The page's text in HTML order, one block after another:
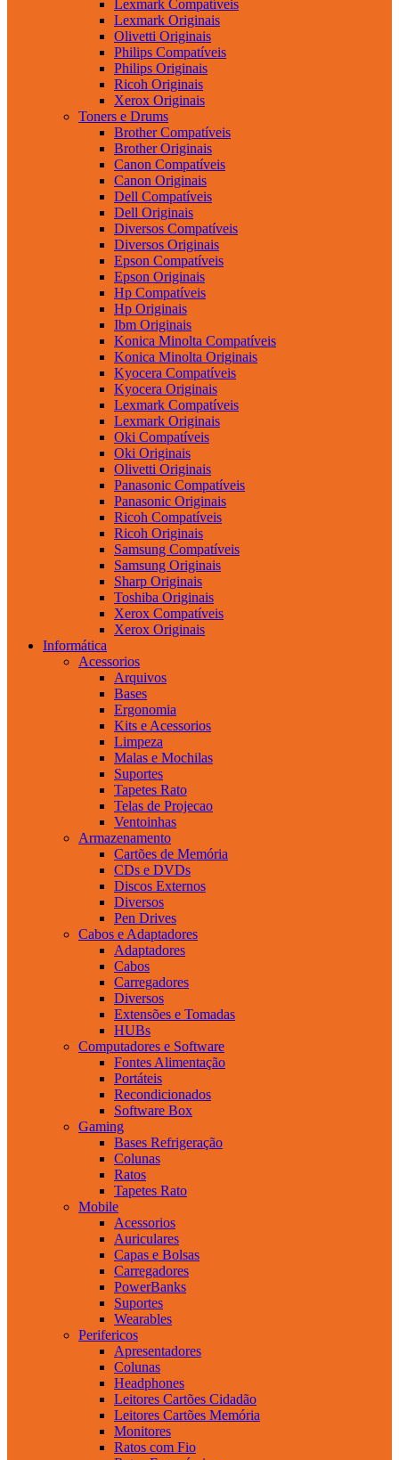
Lexmark Compatíveis
Lexmark Originais
Olivetti Originais
Philips Compatíveis
Philips Originais
Ricoh Originais
Xerox Originais
Toners e Drums
Brother Compatíveis
Brother Originais
Canon Compatíveis
Canon Originais
Dell Compatíveis
Dell Originais
Diversos Compatíveis
Diversos Originais
Epson Compatíveis
Epson Originais
Hp Compatíveis
Hp Originais
Ibm Originais
Konica Minolta Compatíveis
Konica Minolta Originais
Kyocera Compatíveis
Kyocera Originais
Lexmark Compatíveis
Lexmark Originais
Oki Compatíveis
Oki Originais
Olivetti Originais
Panasonic Compatíveis
Panasonic Originais
Ricoh Compatíveis
Ricoh Originais
Samsung Compatíveis
Samsung Originais
Sharp Originais
Toshiba Originais
Xerox Compatíveis
Xerox Originais
Informática
Acessorios
Arquivos
Bases
Ergonomia
Kits e Acessorios
Limpeza
Malas e Mochilas
Suportes
Tapetes Rato
Telas de Projecao
Ventoinhas
Armazenamento
Cartões de Memória
CDs e DVDs
Discos Externos
Diversos
Pen Drives
Cabos e Adaptadores
Adaptadores
Cabos
Carregadores
Diversos
Extensões e Tomadas
HUBs
Computadores e Software
Fontes Alimentação
Portáteis
Recondicionados
Software Box
Gaming
Bases Refrigeração
Colunas
Ratos
Tapetes Rato
Mobile
Acessorios
Auriculares
Capas e Bolsas
Carregadores
PowerBanks
Suportes
Wearables
Perifericos
Apresentadores
Colunas
Headphones
Leitores Cartões Cidadão
Leitores Cartões Memória
Monitores
Ratos com Fio